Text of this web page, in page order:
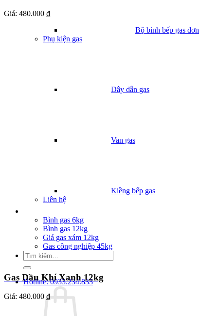
Bộ bình bếp gas đơn
Phụ kiện gas
Dây dẫn gas
Van gas
Kiềng bếp gas
Liên hệ
Bình gas 6kg
Bình gas 12kg
Giá gas xám 12kg
Gas công nghiệp 45kg
Tìm
kiếm:
Hotline: 0933.234.833
Giá: 480.000 ₫
Gas Dầu Khí Xanh 12kg
Giá: 480.000 ₫